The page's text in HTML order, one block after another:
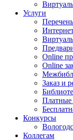
Услуги
Online
Online
Заказ и
Платные
Конкурсы
Коллегам